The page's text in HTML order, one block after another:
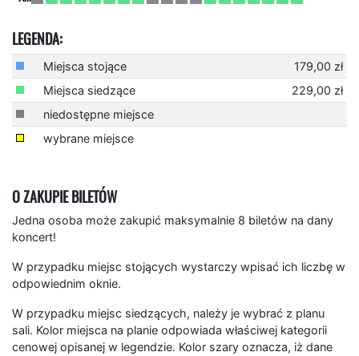
LEGENDA:
Miejsca stojące
179,00 zł
Miejsca siedzące
229,00 zł
niedostępne miejsce
wybrane miejsce
O ZAKUPIE BILETÓW
Jedna osoba może zakupić maksymalnie 8 biletów na dany
koncert!
W przypadku miejsc stojących wystarczy wpisać ich liczbę w
odpowiednim oknie.
W przypadku miejsc siedzących, należy je wybrać z planu
sali. Kolor miejsca na planie odpowiada właściwej kategorii
cenowej opisanej w legendzie. Kolor szary oznacza, iż dane